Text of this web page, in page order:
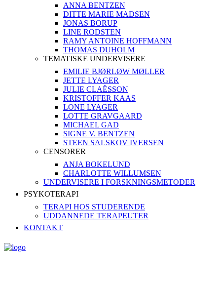
ANNA BENTZEN
DITTE MARIE MADSEN
JONAS BORUP
LINE RODSTEN
RAMY ANTOINE HOFFMANN
THOMAS DUHOLM
TEMATISKE UNDERVISERE
EMILIE BJØRLØW MØLLER
JETTE LYAGER
JULIE CLAËSSON
KRISTOFFER KAAS
LONE LYAGER
LOTTE GRAVGAARD
MICHAEL GAD
SIGNE V. BENTZEN
STEEN SALSKOV IVERSEN
CENSORER
ANJA BOKELUND
CHARLOTTE WILLUMSEN
UNDERVISERE I FORSKNINGSMETODER
PSYKOTERAPI
TERAPI HOS STUDERENDE
UDDANNEDE TERAPEUTER
KONTAKT